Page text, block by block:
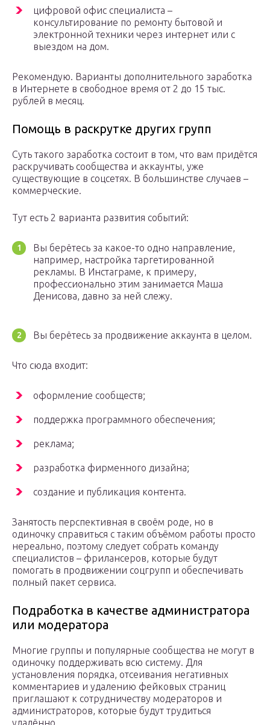
цифровой офис специалиста –
консультирование по ремонту бытовой и
электронной техники через интернет или с
выездом на дом.
Рекомендую. Варианты дополнительного заработка
в Интернете в свободное время от 2 до 15 тыс.
рублей в месяц.
Помощь в раскрутке других групп
Суть такого заработка состоит в том, что вам придётся
раскручивать сообщества и аккаунты, уже
существующие в соцсетях. В большинстве случаев –
коммерческие.
Тут есть 2 варианта развития событий:
Вы берётесь за какое-то одно направление,
например, настройка таргетированной
рекламы. В Инстаграме, к примеру,
профессионально этим занимается Маша
Денисова, давно за ней слежу.
Вы берётесь за продвижение аккаунта в целом.
Что сюда входит:
оформление сообществ;
поддержка программного обеспечения;
реклама;
разработка фирменного дизайна;
создание и публикация контента.
Занятость перспективная в своём роде, но в
одиночку справиться с таким объёмом работы просто
нереально, поэтому следует собрать команду
специалистов – фрилансеров, которые будут
помогать в продвижении соцгрупп и обеспечивать
полный пакет сервиса.
Подработка в качестве администратора
или модератора
Многие группы и популярные сообщества не могут в
одиночку поддерживать всю систему. Для
установления порядка, отсеивания негативных
комментариев и удалению фейковых страниц
приглашают к сотрудничеству модераторов и
администраторов, которые будут трудиться
удалённо.